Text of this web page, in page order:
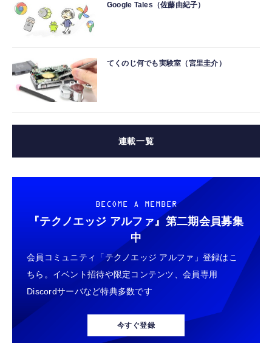
Google Tales（佐藤由紀子）
てくのじ何でも実験室（宮里圭介）
連載一覧
BECOME A MEMBER
『テクノエッジ アルファ』 第二期会員募集
中
会員コミュニティ「テクノエッジ アルファ」登録はこ
ちら。イベント招待や限定コンテンツ、会員専用
Discordサーバなど特典多数です
今すぐ登録